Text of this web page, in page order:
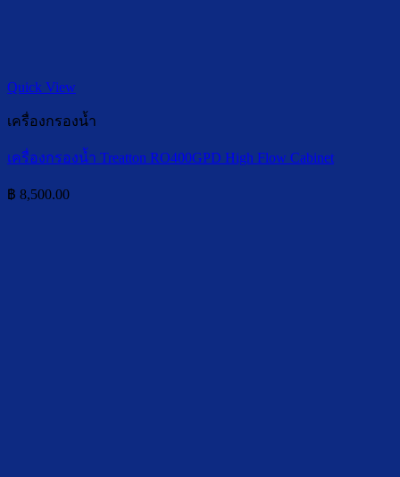
Quick View
เครื่องกรองน้ำ
เครื่องกรองน้ำ Treatton RO400GPD High Flow Cabinet
฿ 8,500.00